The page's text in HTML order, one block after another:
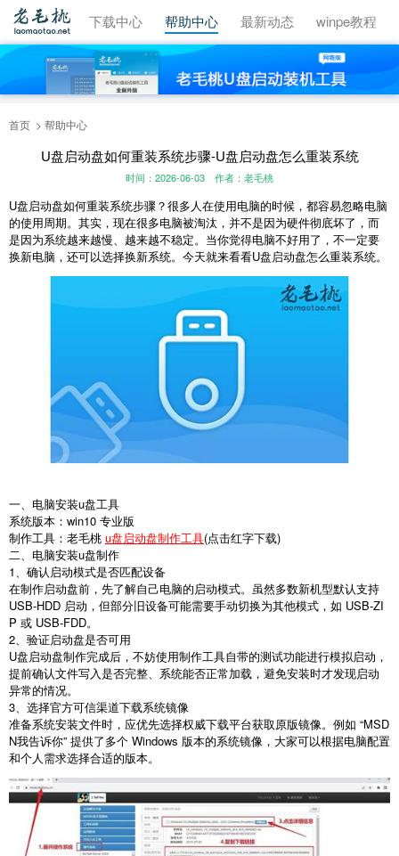
视频教程 下载中心 帮助中心 最新动态 winpe教程
首页 帮助中心
U盘启动盘如何重装系统步骤-U盘启动盘怎么重装系统
时间：2026-06-03 作者：老毛桃
U盘启动盘如何重装系统步骤？很多人在使用电脑的时候，都容易忽略电脑
的使用周期。其实，现在很多电脑被淘汰，并不是因为硬件彻底坏了，而
是因为系统越来越慢、越来越不稳定。当你觉得电脑不好用了，不一定要
换新电脑，还可以选择换新系统。今天就来看看U盘启动盘怎么重装系统。
一、电脑安装u盘工具
系统版本：win10 专业版
制作工具：老毛桃 u盘启动盘制作工具(点击红字下载)
二、电脑安装u盘制作
1
、确认启动模式是否匹配设备
在制作启动盘前，先了解自己电脑的启动模式。虽然多数新机型默认支持
USB-HDD 启动，但部分旧设备可能需要手动切换为其他模式，如 USB-ZI
P 或 USB-FDD。
2 、验证启动盘是否可用
U盘启动盘制作完成后，不妨使用制作工具自带的测试功能进行模拟启动，
提前确认文件写入是否完整、系统能否正常加载，避免安装时才发现启动
异常的情况。
3 、选择官方可信渠道下载系统镜像
准备系统安装文件时，应优先选择权威下载平台获取原版镜像。例如 “MSD
N我告诉你” 提供了多个 Windows 版本的系统镜像，大家可以根据电脑配置
和个人需求选择合适的版本。